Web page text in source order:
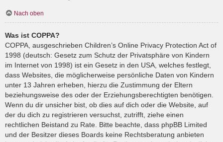
Nach oben
Was ist COPPA?
COPPA, ausgeschrieben Children’s Online Privacy Protection Act of
1998 (deutsch: Gesetz zum Schutz der Privatsphäre von Kindern
im Internet von 1998) ist ein Gesetz in den USA, welches festlegt,
dass Websites, die möglicherweise persönliche Daten von Kindern
unter 13 Jahren erheben, hierzu die Zustimmung der Eltern
beziehungsweise des oder der Erziehungsberechtigten benötigen.
Wenn du dir unsicher bist, ob dies auf dich oder die Website, auf
der du dich zu registrieren versuchst, zutrifft, ziehe einen
rechtlichen Beistand zu Rate. Bitte beachte, dass phpBB Limited
und der Besitzer dieses Boards keine Rechtsberatung anbieten